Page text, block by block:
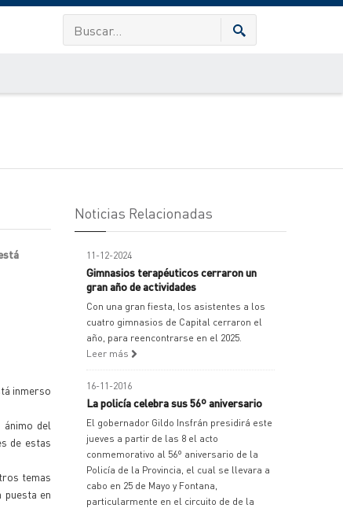
inmerso
del
de estas
temas
en
Noticias Relacionadas
11-12-2024
Gimnasios terapéuticos cerraron un
gran año de actividades
Con una gran fiesta, los asistentes a los
cuatro gimnasios de Capital cerraron el
año, para reencontrarse en el 2025.
Leer más
16-11-2016
La policía celebra sus 56º aniversario
El gobernador Gildo Insfrán presidirá este
jueves a partir de las 8 el acto
conmemorativo al 56º aniversario de la
Policía de la Provincia, el cual se llevara a
cabo en 25 de Mayo y Fontana,
particularmente en el circuito de de la